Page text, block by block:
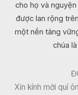
cho họ và
được lan rộng
một nền tảng
chúa
Xin kính mời quí